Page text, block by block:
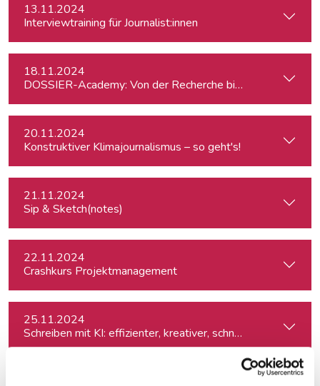
13.11.2024
Interviewtraining für Journalist:innen
18.11.2024
DOSSIER-Academy: Von der Recherche bis zur
20.11.2024
Konstruktiver Klimajournalismus – so geht's!
21.11.2024
Sip & Sketch(notes)
22.11.2024
Crashkurs Projektmanagement
25.11.2024
Schreiben mit KI: effizienter, kreativer, schneller